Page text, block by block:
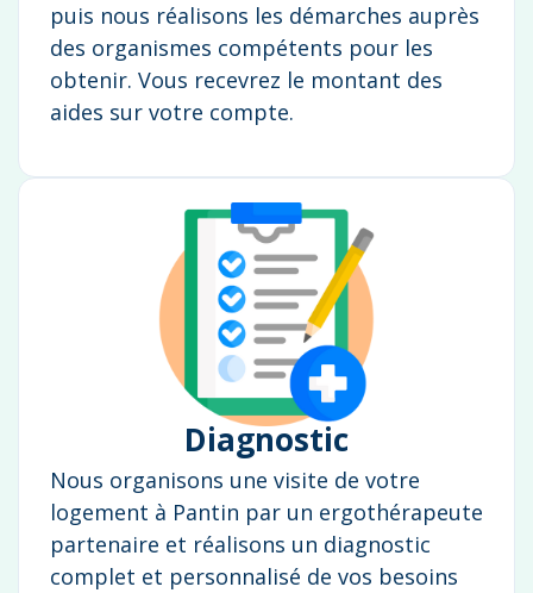
puis nous réalisons les démarches auprès
des organismes compétents pour les
obtenir. Vous recevrez le montant des
aides sur votre compte.
Diagnostic
Nous organisons une visite de votre
logement à Pantin par un ergothérapeute
partenaire et réalisons un diagnostic
complet et personnalisé de vos besoins